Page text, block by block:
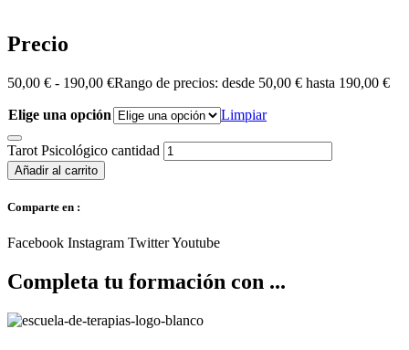
Precio
50,00 € - 190,00 €Rango de precios: desde 50,00 € hasta 190,00 €
Elige una opción Limpiar
Tarot Psicológico cantidad
Añadir al carrito
Comparte en :
Facebook Instagram TwitterYoutube
Completa tu formación con ...